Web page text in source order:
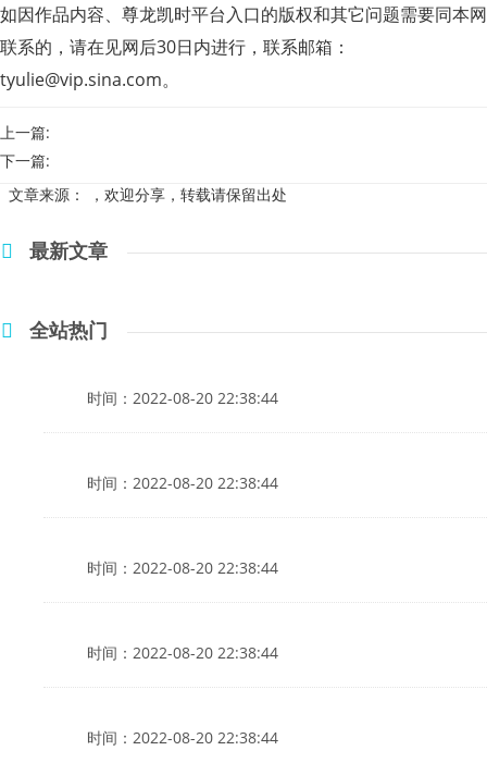
如因作品内容、尊龙凯时平台入口的版权和其它问题需要同本网
联系的，请在见网后30日内进行，联系邮箱：
tyulie@vip.sina.com。
上一篇:
下一篇:
文章来源：
，欢迎分享，转载请保留出处
最新文章
全站热门
时间：2022-08-20 22:38:44
时间：2022-08-20 22:38:44
时间：2022-08-20 22:38:44
时间：2022-08-20 22:38:44
时间：2022-08-20 22:38:44